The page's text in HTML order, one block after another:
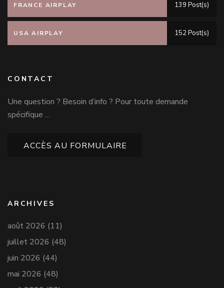
FRANCE AIRPLAY 139 Post(s)
USA AIRPLAY 152 Post(s)
CONTACT
Une question ? Besoin d’info ? Pour toute demande
spécifique …
ACCÈS AU FORMULAIRE
ARCHIVES
août 2026 (11)
juillet 2026 (48)
juin 2026 (44)
mai 2026 (48)